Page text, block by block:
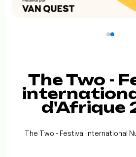
The Two -
d'Afrique
The Two - Festival international